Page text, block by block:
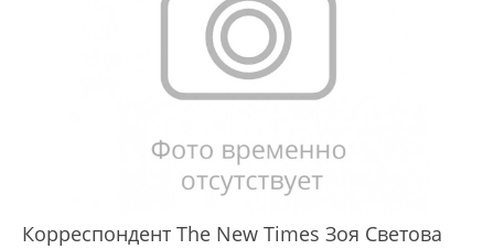
Корреспондент The New Times Зоя Светова